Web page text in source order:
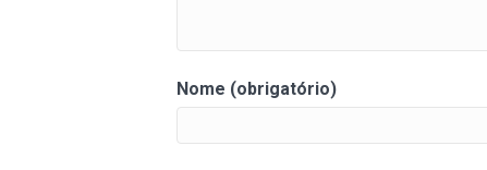
Nome (obrigatório)